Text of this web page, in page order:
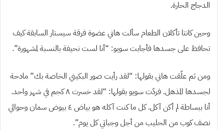
الدجاج الحارة.
وحين كانتا تأكلان الطعام سألت هاني عضوة فرقة سيستار السابقة كيف
تحافظ على جسدها فأجابت سويو: “أنا لست نحيفة بالنسبة لمشهورة”.
ومن ثم علّقت هاني بقولها: “لقد رأيت صور البكيني الخاصة بك” مادحة
لجسدها المذهل. فردّت سويو بقولها: “لقد خسرت ٨ كجم في شهر واحد.
أنا ببساطة لم أكن آكل. كل ما كنت آكله هو بياض ٤ بيوض سمان وحوالي
نصف كوب من الحليب من أجل وجباتي كل يوم”.